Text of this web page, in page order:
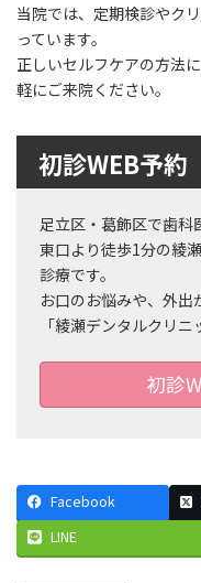
当院では、定期検診やク
っています。
正しいセルフケアの方法
軽にご来院ください。
初診WEB予約
足立区・葛飾区で歯科
東口より徒歩1分の綾
診療です。
お口のお悩みや、外
「綾瀬デンタルクリ
初診
Facebook
LINE